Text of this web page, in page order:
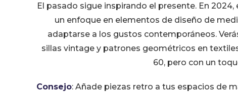
El pasado sigue inspirando el presente. En
un enfoque en elementos de diseño de
adaptarse a los gustos contemporáneos.
sillas vintage y patrones geométricos en
60, pero con un
Consejo: Añade piezas retro a tus espacios de